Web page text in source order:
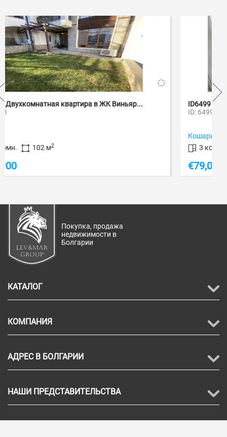
ID6499 Трехкомнатная квартира в ЖК Бэй Вь...
3 комн.
Покупка, продажа
недвижимости в
Болгарии
КАТАЛОГ
КОМПАНИЯ
АДРЕС В БОЛГАРИИ
НАШИ ПРЕДСТАВИТЕЛЬСТВА